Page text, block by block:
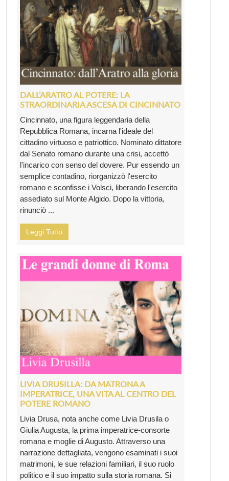
DALL’ARATRO AL POTERE: LA
STRAORDINARIA ASCESA DI CINCINNATO
Cincinnato, una figura leggendaria della
Repubblica Romana, incarna l'ideale del
cittadino virtuoso e patriottico. Nominato dittatore
dal Senato romano durante una crisi, accettò
l'incarico con senso del dovere. Pur essendo un
semplice contadino, riorganizzò l'esercito
romano e sconfisse i Volsci, liberando l'esercito
assediato sul Monte Algido. Dopo la vittoria,
rinunciò ...
Leggi Tutto
LIVIA DRUSILLA: DA MATRONA A
IMPERATRICE, UNA VITA AL CENTRO DEL
POTERE ROMANO
Livia Drusa, nota anche come Livia Drusila o
Giulia Augusta, la prima imperatrice-consorte
romana e moglie di Augusto. Attraverso una
narrazione dettagliata, vengono esaminati i suoi
matrimoni, le sue relazioni familiari, il suo ruolo
politico e il suo impatto sulla storia romana. Si